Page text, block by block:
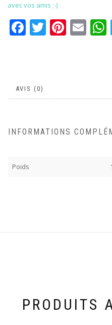
avec vos amis ;-)
Facebook
Twitter
AVIS (0)
INFORMATIONS
Poids
PRODUITS